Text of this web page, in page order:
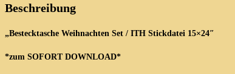
15x24
Beschreibung
„Bestecktasche Weihnachten Set / ITH Stickdatei 15×24″
*zum SOFORT DOWNLOAD*